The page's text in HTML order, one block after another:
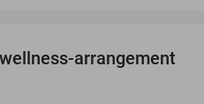
32%
arrangement